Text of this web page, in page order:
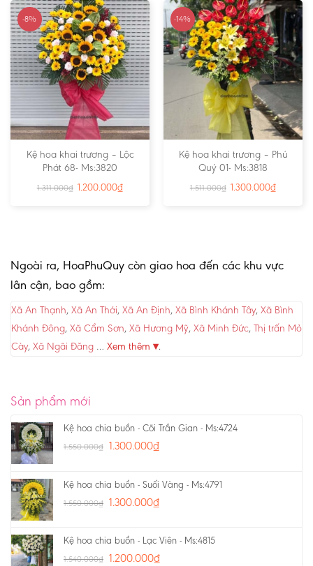
-8%
Kệ hoa khai trương – Lộc
Phát 68- Ms:3820
1.311.000₫ 1.200.000₫
-14%
Kệ hoa khai trương – Phú
Quý 01- Ms:3818
1.511.000₫ 1.300.000₫
Ngoài ra, HoaPhuQuy còn giao hoa đến các khu vực
lân cận, bao gồm:
Xã An Thạnh, Xã An Thới, Xã An Định, Xã Bình Khánh Tây, Xã Bình
Khánh Đông, Xã Cẩm Sơn, Xã Hương Mỹ, Xã Minh Đức, Thị trấn Mỏ
Cày, Xã Ngãi Đăng … Xem thêm ▾.
Sản phẩm mới
Kệ hoa chia buồn - Cõi Trần Gian - Ms:4724
1.550.000₫ 1.300.000₫
Kệ hoa chia buồn - Suối Vàng - Ms:4791
1.550.000₫ 1.300.000₫
Kệ hoa chia buồn - Lạc Viên - Ms:4815
1.540.000₫ 1.200.000₫